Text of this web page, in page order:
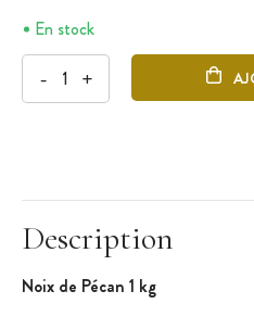
En stock
- +
Description
Noix de Pécan 1 kg